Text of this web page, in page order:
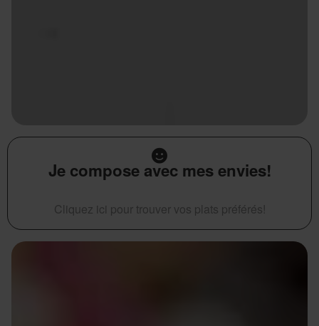
Je compose avec mes envies!
Cliquez ici pour trouver vos plats préférés!